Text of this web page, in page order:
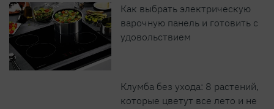
Как выбрать электрическую
варочную панель и готовить с
удовольствием
Клумба без ухода: 8 растений,
которые цветут все лето и не